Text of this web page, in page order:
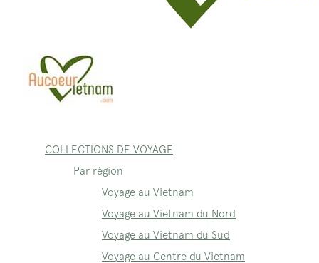
COLLECTIONS DE VOYAGE
Par région
Voyage au Vietnam
Voyage au Vietnam du Nord
Voyage au Vietnam du Sud
Voyage au Centre du Vietnam